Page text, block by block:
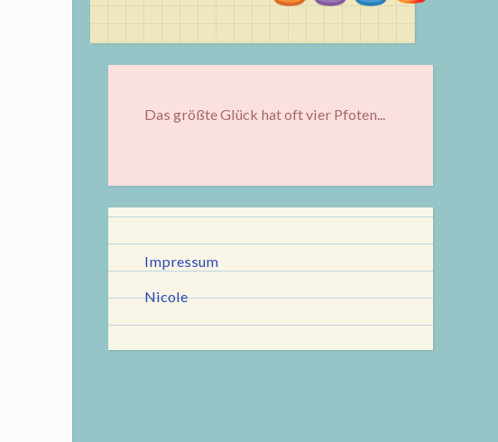
Das größte Glück hat oft vier Pfoten...
Impressum
Nicole